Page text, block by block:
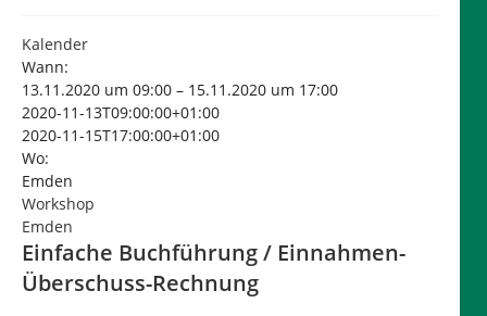
Kalender
Wann:
13.11.2020 um 09:00 – 15.11.2020 um 17:00
2020-11-13T09:00:00+01:00
2020-11-15T17:00:00+01:00
Wo:
Emden
Workshop
Emden
Einfache Buchführung / Einnahmen-
Überschuss-Rechnung